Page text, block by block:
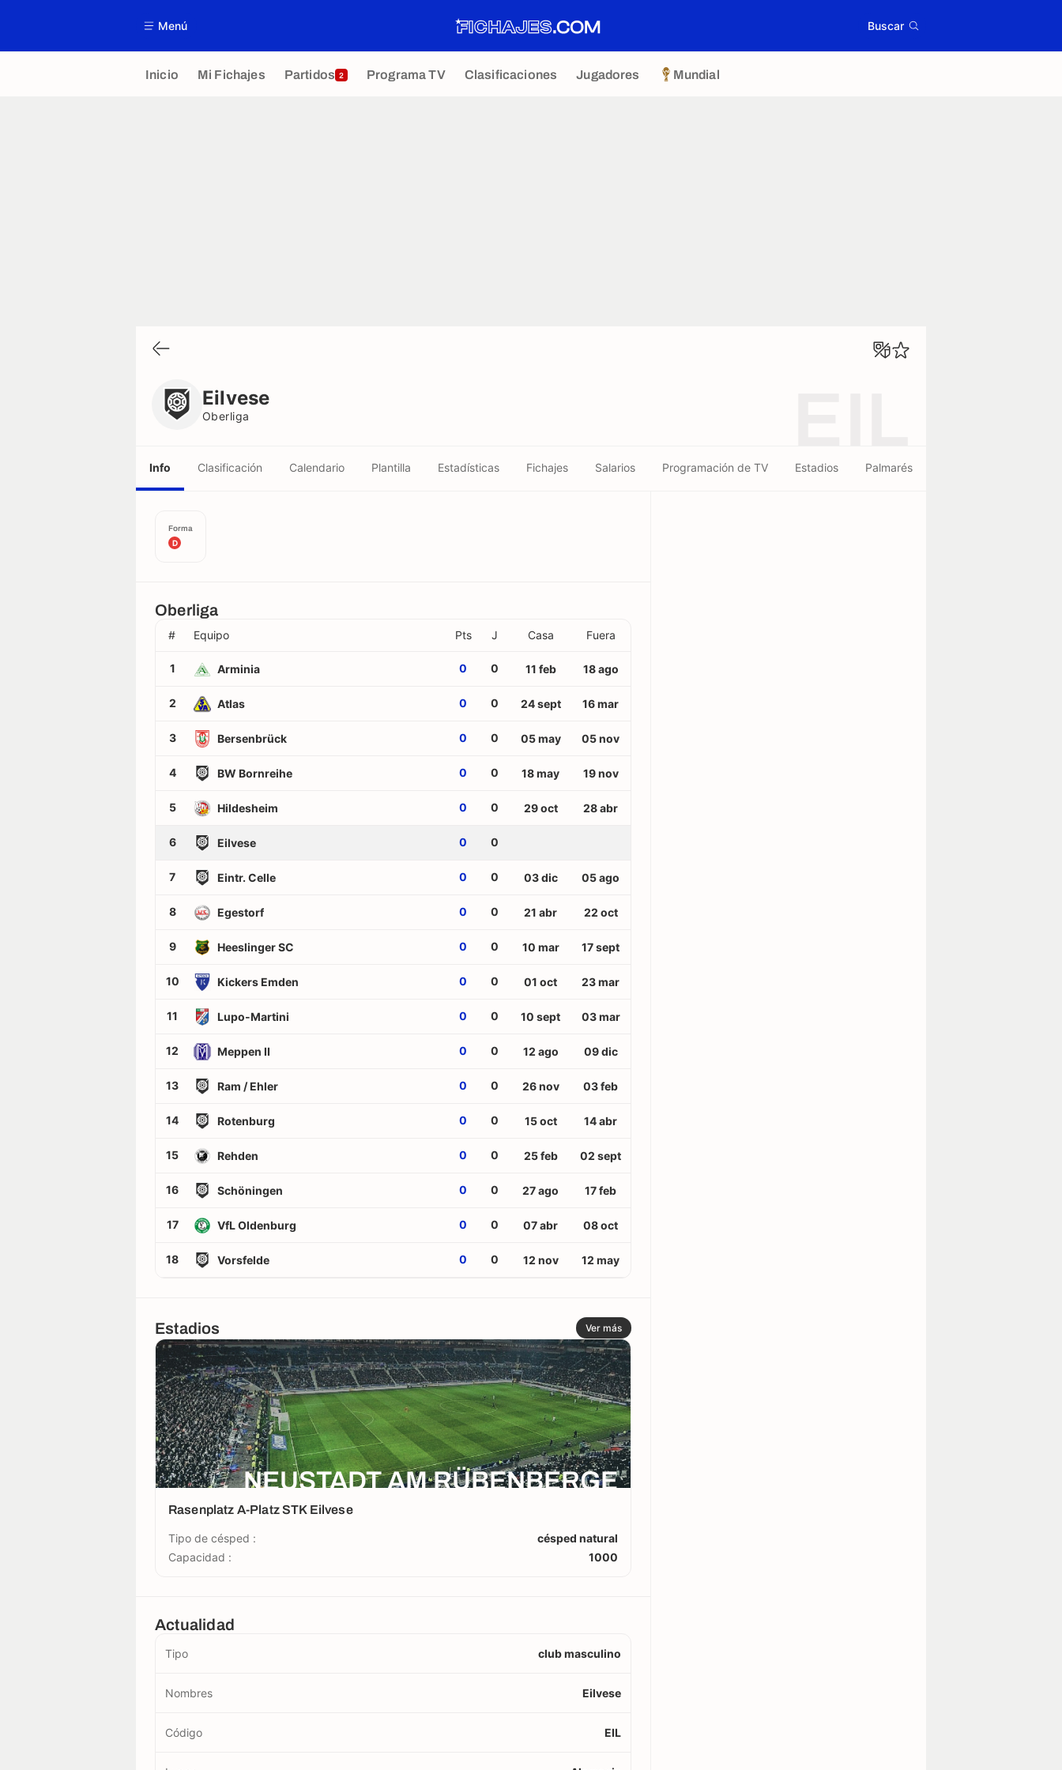
Menú Buscar
Inicio Mi Fichajes Partidos 2 Programa TV Clasificaciones Jugadores Mundial
Eilvese
Oberliga
Info Clasificación Calendario Plantilla Estadísticas Fichajes Salarios Programación de TV Estadios Palmarés
Forma
D
Oberliga
# Equipo Pts J Casa Fuera
1 Arminia 0 0 11 feb 18 ago
2 Atlas 0 0 24 sept 16 mar
3 Bersenbrück 0 0 05 may 05 nov
4 BW Bornreihe 0 0 18 may 19 nov
5 Hildesheim 0 0 29 oct 28 abr
6 Eilvese 0 0
7 Eintr. Celle 0 0 03 dic 05 ago
8 Egestorf 0 0 21 abr 22 oct
9 Heeslinger SC 0 0 10 mar 17 sept
10 Kickers Emden 0 0 01 oct 23 mar
11 Lupo-Martini 0 0 10 sept 03 mar
12 Meppen II 0 0 12 ago 09 dic
13 Ram / Ehler 0 0 26 nov 03 feb
14 Rotenburg 0 0 15 oct 14 abr
15 Rehden 0 0 25 feb 02 sept
16 Schöningen 0 0 27 ago 17 feb
17 VfL Oldenburg 0 0 07 abr 08 oct
18 Vorsfelde 0 0 12 nov 12 may
Estadios Ver más
NEUSTADT AM RÜBENBERGE
Rasenplatz A-Platz STK Eilvese
Tipo de césped :
césped natural
Capacidad :
1000
Actualidad
Tipo club masculino
Nombres Eilvese
Código EIL